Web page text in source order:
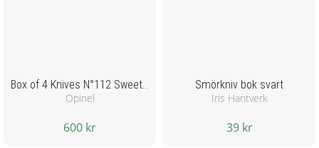
Box of 4 Knives N°112 Sweet-Pop Colours
Opinel
600 kr
Smörkniv bok svart
Iris Hantverk
39 kr